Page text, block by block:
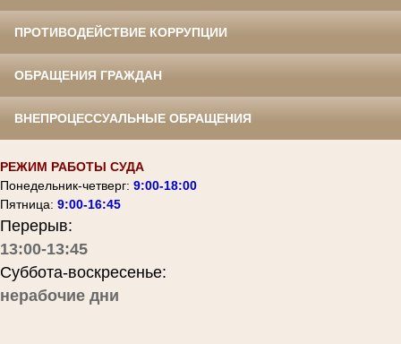
ПРОТИВОДЕЙСТВИЕ КОРРУПЦИИ
ОБРАЩЕНИЯ ГРАЖДАН
ВНЕПРОЦЕССУАЛЬНЫЕ ОБРАЩЕНИЯ
РЕЖИМ РАБОТЫ СУДА
Понедельник-четверг: 9:00-18:00
Пятница: 9:00-16:45
Перерыв:
13:00-13:45
Суббота-воскресенье:
нерабочие дни